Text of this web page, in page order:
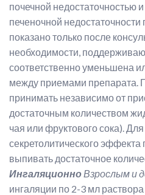
почечной недостаточностью
печеночной
показано только после
необходимости,
соответственно уменьшена
между приемами препарата.
принимать независимо от
достаточным количеством
чая или фруктового сока).
секретолитического
выпивать достаточное
ИнгаляционноВзрослым и
ингаляции по 2-3 мл